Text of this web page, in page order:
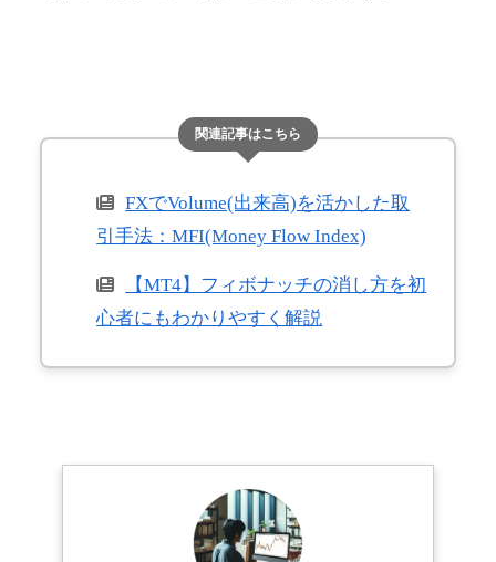
関連記事はこちら
FXでVolume(出来高)を活かした取
引手法：MFI(Money Flow Index)
【MT4】フィボナッチの消し方を初
心者にもわかりやすく解説